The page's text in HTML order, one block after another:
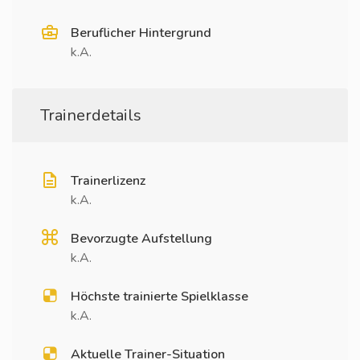
Beruflicher Hintergrund
k.A.
Trainerdetails
Trainerlizenz
k.A.
Bevorzugte Aufstellung
k.A.
Höchste trainierte Spielklasse
k.A.
Aktuelle Trainer-Situation